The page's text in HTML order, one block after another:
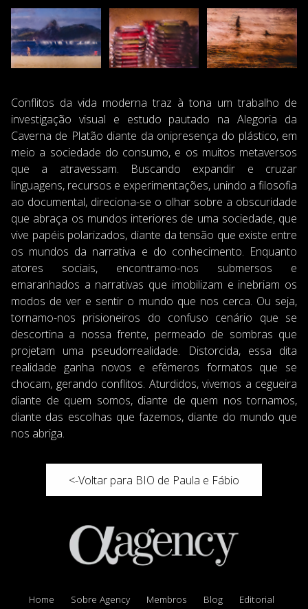
Conflitos da vida moderna traz à tona um trabalho de
investigação visual e estudo pautado na Alegoria da
Caverna de Platão diante da onipresença do plástico, em
meio a sociedade do consumo, e os muitos metaversos
que a atravessam. Buscando expandir e cruzar
linguagens, recursos e experimentações, unindo a filosofia
ao documental, direciona-se o olhar sobre a obscuridade
que abraça os mundos interiores de uma sociedade, que
vive papéis polarizados, diante da tensão que existe entre
os mundos da narrativa e do conhecimento. Enquanto
atores sociais, encontramo-nos submersos e
emaranhados a narrativas que imobilizam e inebriam os
modos de ver e sentir o mundo que nos cerca. Ou seja,
tornamo-nos prisioneiros do confuso cenário que se
descortina a nossa frente, permeado de sombras que
projetam uma pseudorrealidade. Distorcida, essa dita
realidade ganha novos e efêmeros formatos que se
chocam, gerando conflitos. Aturdidos, vivemos a cegueira
diante de quem somos, diante de quem nos tornamos,
diante das escolhas que fazemos, diante do mundo que
nos abriga.
<-Voltar para BIO de Paula e Fábio
Home Sobre Agency Membros Blog
Editorial